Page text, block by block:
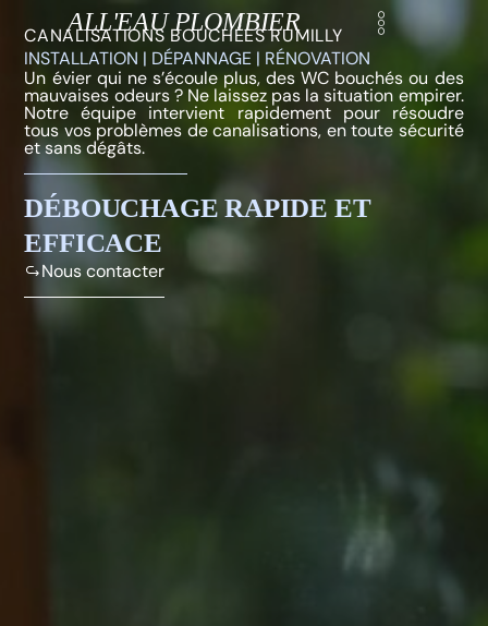
contenu
ALL'EAU PLOMBIER
CANALISATIONS BOUCHÉES RUMILLY
INSTALLATION | DÉPANNAGE | RÉNOVATION
Un évier qui ne s’écoule plus, des WC bouchés ou des
mauvaises odeurs ? Ne laissez pas la situation empirer.
Notre équipe intervient rapidement pour résoudre
tous vos problèmes de canalisations, en toute sécurité
et sans dégâts.
DÉBOUCHAGE RAPIDE ET
EFFICACE
Nous contacter